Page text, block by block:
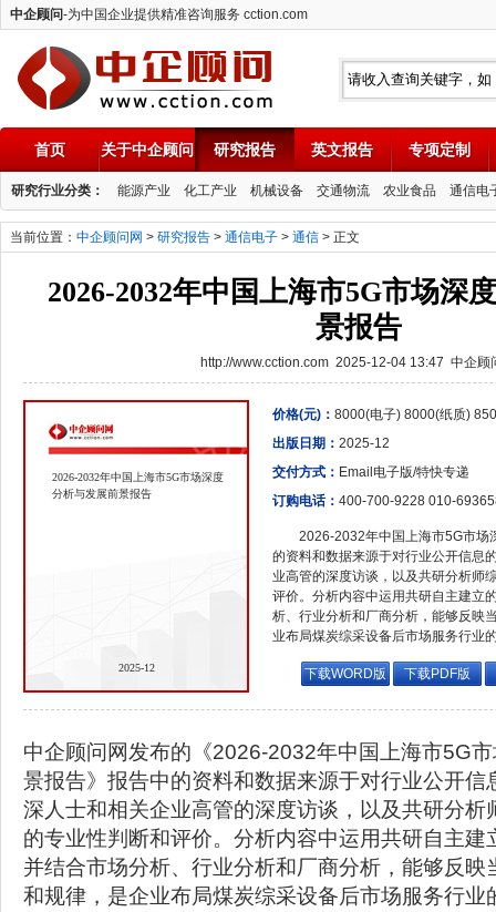
中企顾问-为中国企业提供精准咨询服务 cction.com
中企顾问
首页 关于中企顾问 研究报告 英文报告 专项定制
研究行业分类： 能源产业 化工产业 机械设备 交通物流 农业食品 通信电
当前位置： 中企顾问网 > 研究报告 > 通信电子 > 通信 > 正文
2026-2032年中国上海市5G市场深
景报告
http://www.cction.com 2025-12-04 13:47 中企顾
2026-2032年中国上海市5G市场深度
分析与发展前景报告
2025-12
价格(元)： 8000(电子) 8000(纸质)
出版日期： 2025-12
交付方式： Email电子版/特快专递
订购电话： 400-700-9228 010-
2026-2032年中国上海市5G市场
的资料和数据来源于对行业公开信息
业高管的深度访谈，以及共研分析师
评价。分析内容中运用共研自主建立
析、行业分析和厂商分析，能够反映
业布局煤炭综采设备后市场服务行业
下载WORD版 下载PDF版
中企顾问网发布的《2026-2032年中国上海市5G
景报告》报告中的资料和数据来源于对行业公开信
深人士和相关企业高管的深度访谈，以及共研分析
的专业性判断和评价。分析内容中运用共研自主建
并结合市场分析、行业分析和厂商分析，能够反映
和规律，是企业布局煤炭综采设备后市场服务行业